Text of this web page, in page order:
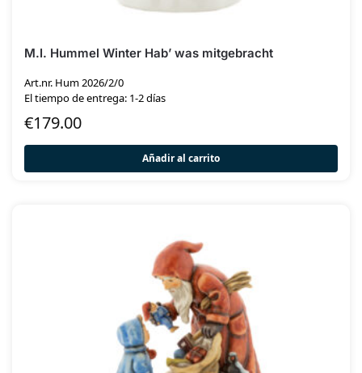
M.I. Hummel Winter Hab’ was mitgebracht
Art.nr. Hum 2026/2/0
El tiempo de entrega: 1-2 días
€179.00
Añadir al carrito